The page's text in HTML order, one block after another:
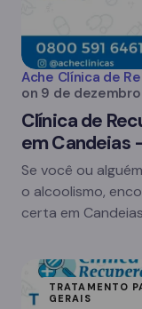
Ache Clínica de
on 9 de
Clínica de
em Candeias
Se você ou
o alcoolismo,
certa em
TRATAMENTO
GERAIS